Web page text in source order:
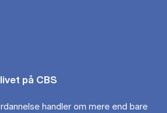
på CBS
handler om mere end bare